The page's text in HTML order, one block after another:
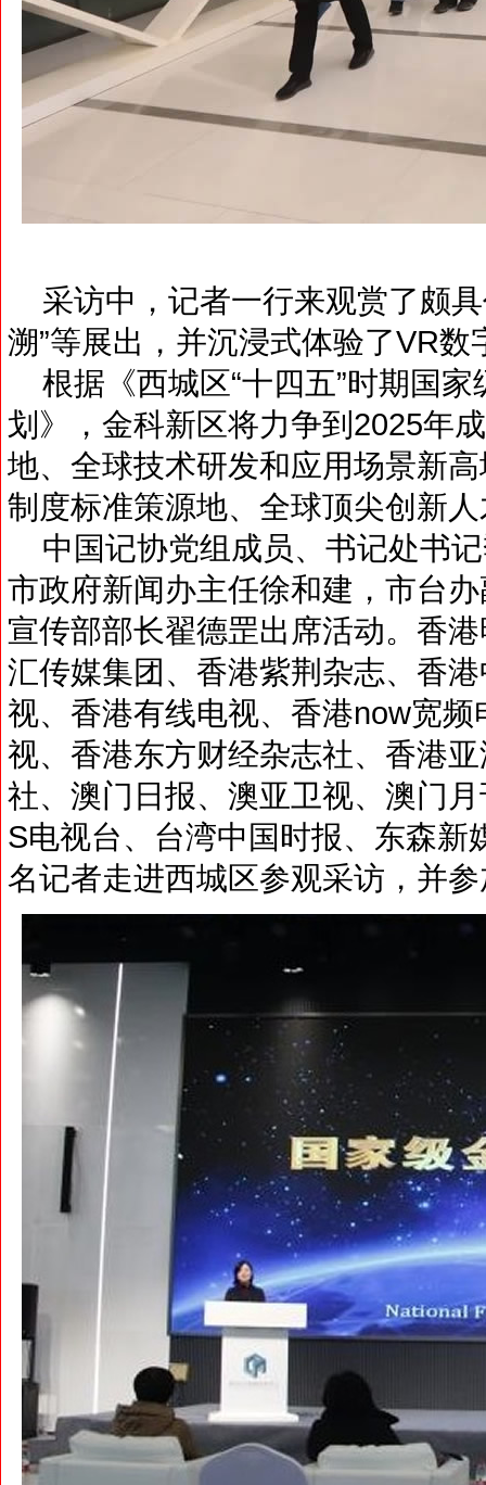
采访中，记者一行来观赏了颇具
溯”等展出，并沉浸式体验了VR数
根据《西城区“十四五”时期国
划》，金科新区将力争到2025年
地、全球技术研发和应用场景新
制度标准策源地、全球顶尖创新
中国记协党组成员、书记处书
市政府新闻办主任徐和建，市台
宣传部部长翟德罡出席活动。香
汇传媒集团、香港紫荆杂志、香
视、香港有线电视、香港now宽
视、香港东方财经杂志社、香港
社、澳门日报、澳亚卫视、澳门
S电视台、台湾中国时报、东森新
名记者走进西城区参观采访，并